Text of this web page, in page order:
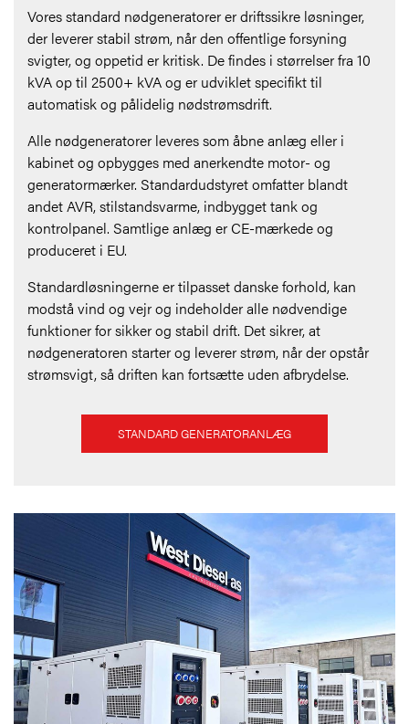
Vores standard nødgeneratorer er driftssikre løsninger,
der leverer stabil strøm, når den offentlige forsyning
svigter, og oppetid er kritisk. De findes i størrelser fra 10
kVA op til 2500+ kVA og er udviklet specifikt til
automatisk og pålidelig nødstrømsdrift.
Alle nødgeneratorer leveres som åbne anlæg eller i
kabinet og opbygges med anerkendte motor- og
generatormærker. Standardudstyret omfatter blandt
andet AVR, stilstandsvarme, indbygget tank og
kontrolpanel. Samtlige anlæg er CE-mærkede og
produceret i EU.
Standardløsningerne er tilpasset danske forhold, kan
modstå vind og vejr og indeholder alle nødvendige
funktioner for sikker og stabil drift. Det sikrer, at
nødgeneratoren starter og leverer strøm, når der opstår
strømsvigt, så driften kan fortsætte uden afbrydelse.
STANDARD GENERATORANLÆG